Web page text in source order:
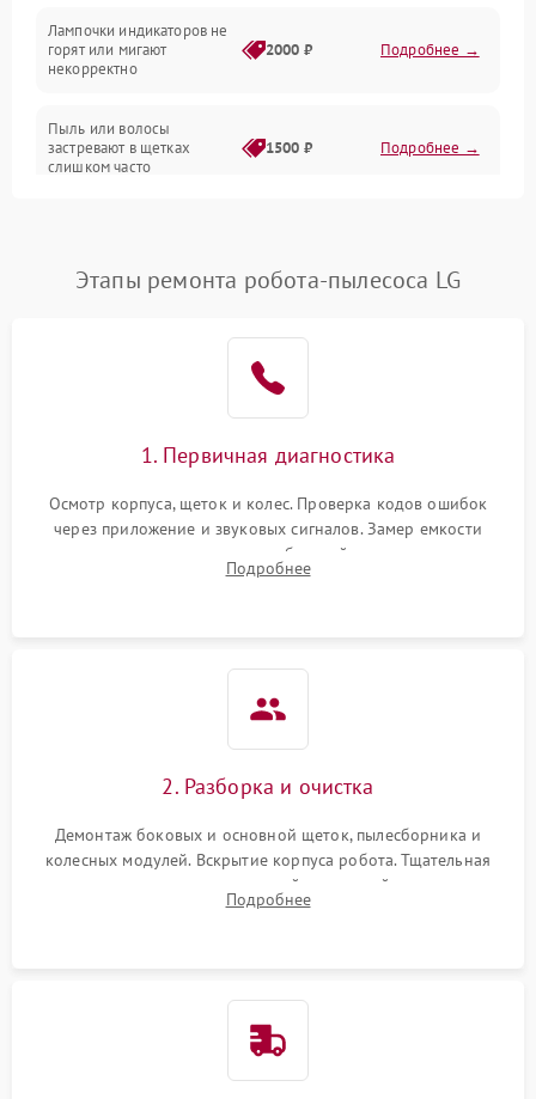
Батарея
Программные сбои
Лампочки индикаторов не
горят или мигают
некорректно
2000 ₽ Подробнее →
Пыль или волосы
застревают в щетках
слишком часто
1500 ₽ Подробнее →
Этапы ремонта робота-пылесоса LG
1. Первичная диагностика
Осмотр корпуса, щеток и колес. Проверка кодов ошибок
через приложение и звуковых сигналов. Замер емкости
аккумулятора и тестирование базовой станции зарядки.
Оценка работы лидара, бампера и датчиков падения для
Подробнее
2. Разборка и очистка
Демонтаж боковых и основной щеток, пылесборника и
колесных модулей. Вскрытие корпуса робота. Тщательная
очистка внутренних полостей, шестерней и плат от
скопившейся пыли, волос и шерсти животных с
Подробнее